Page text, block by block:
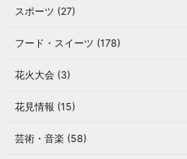
スポーツ (27)
フード・スイーツ (178)
花火大会 (3)
花見情報 (15)
芸術・音楽 (58)